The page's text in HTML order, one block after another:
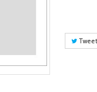
Tweet